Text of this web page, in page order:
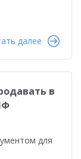
далее
в
для